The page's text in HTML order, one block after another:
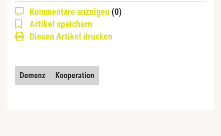
Kommentare anzeigen (0)
Artikel speichern
Diesen Artikel drucken
Demenz Kooperation